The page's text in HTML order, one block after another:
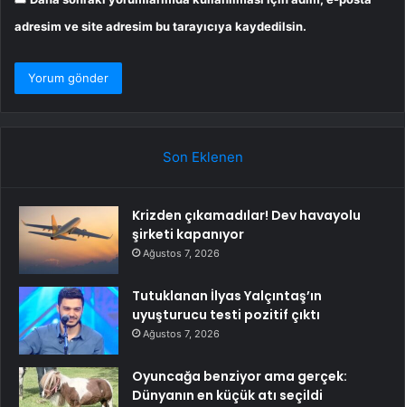
adresim ve site adresim bu tarayıcıya kaydedilsin.
Son Eklenen
Krizden çıkamadılar! Dev havayolu
şirketi kapanıyor
Ağustos 7, 2026
Tutuklanan İlyas Yalçıntaş’ın
uyuşturucu testi pozitif çıktı
Ağustos 7, 2026
Oyuncağa benziyor ama gerçek:
Dünyanın en küçük atı seçildi